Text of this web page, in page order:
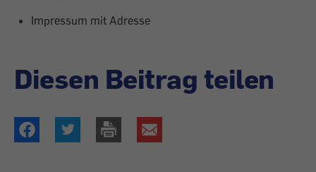
Impressum mit Adresse
Diesen Beitrag teilen